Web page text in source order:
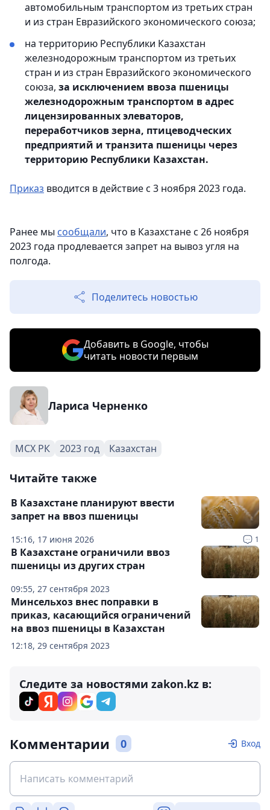
автомобильным транспортом из третьих стран
и из стран Евразийского экономического союза;
на территорию Республики Казахстан
железнодорожным транспортом из третьих
стран и из стран Евразийского экономического
союза, за исключением ввоза пшеницы
железнодорожным транспортом в адрес
лицензированных элеваторов,
переработчиков зерна, птицеводческих
предприятий и транзита пшеницы через
территорию Республики Казахстан.
Приказ вводится в действие с 3 ноября 2023 года.
Ранее мы сообщали, что в Казахстане с 26 ноября
2023 года продлевается запрет на вывоз угля на
полгода.
Поделитесь новостью
Добавить в Google, чтобы
читать новости первым
Лариса Черненко
МСХ РК 2023 год Казахстан
Читайте также
15:16, 17 июня 2026 1
В Казахстане планируют ввести
запрет на ввоз пшеницы
09:55, 27 сентября 2023
В Казахстане ограничили ввоз
пшеницы из других стран
12:18, 29 сентября 2023
Минсельхоз внес поправки в
приказ, касающийся ограничений
на ввоз пшеницы в Казахстан
Следите за новостями zakon.kz в:
Комментарии 0 Вход